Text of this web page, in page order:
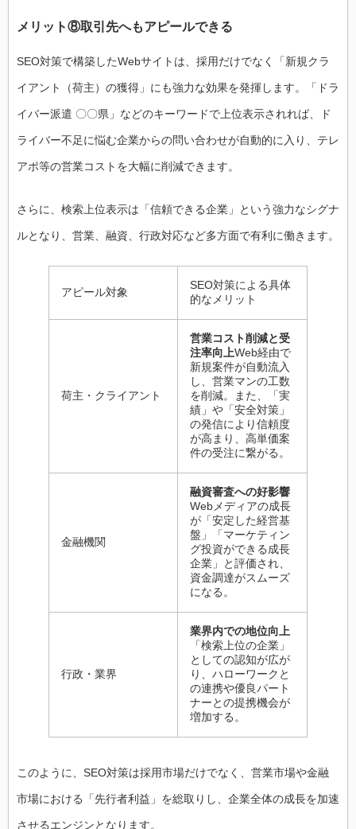
メリット⑧取引先へもアピールできる
SEO対策で構築したWebサイトは、採用だけでなく「新規クラ
イアント（荷主）の獲得」にも強力な効果を発揮します。「ドラ
イバー派遣 〇〇県」などのキーワードで上位表示されれば、ド
ライバー不足に悩む企業からの問い合わせが自動的に入り、テレ
アポ等の営業コストを大幅に削減できます。
さらに、検索上位表示は「信頼できる企業」という強力なシグナ
ルとなり、営業、融資、行政対応など多方面で有利に働きます。
アピール対象
SEO対策による具体
的なメリット
荷主・クライアント
営業コスト削減と受
注率向上Web経由で
新規案件が自動流入
し、営業マンの工数
を削減。また、「実
績」や「安全対策」
の発信により信頼度
が高まり、高単価案
件の受注に繋がる。
金融機関
融資審査への好影響
Webメディアの成長
が「安定した経営基
盤」「マーケティン
グ投資ができる成長
企業」と評価され、
資金調達がスムーズ
になる。
行政・業界
業界内での地位向上
「検索上位の企業」
としての認知が広が
り、ハローワークと
の連携や優良パート
ナーとの提携機会が
増加する。
このように、SEO対策は採用市場だけでなく、営業市場や金融
市場における「先行者利益」を総取りし、企業全体の成長を加速
させるエンジンとなります。